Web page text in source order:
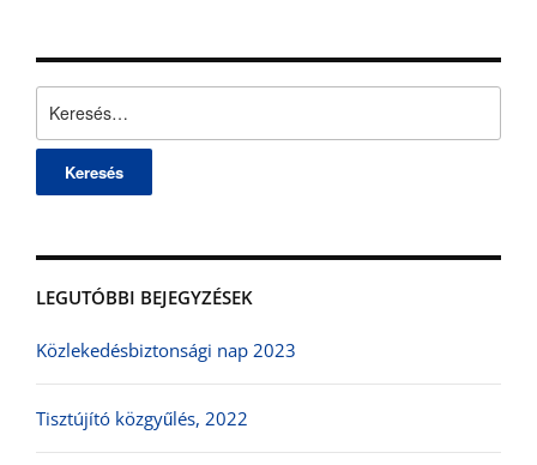
LEGUTÓBBI BEJEGYZÉSEK
Közlekedésbiztonsági nap 2023
Tisztújító közgyűlés, 2022